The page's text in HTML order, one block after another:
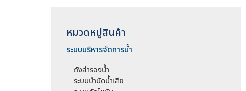
หมวดหมู่สินค้า
ระบบบริหารจัดการน้ำ
ถังสำรองน้ำ
ระบบบำบัดน้ำเสีย